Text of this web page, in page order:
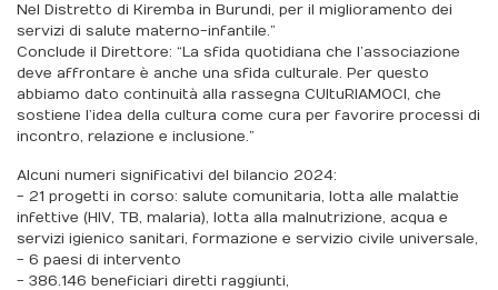
Nel Distretto di Kiremba in Burundi, per il miglioramento dei
servizi di salute materno-infantile.”
Conclude il Direttore: “La sfida quotidiana che l’associazione
deve affrontare è anche una sfida culturale. Per questo
abbiamo dato continuità alla rassegna CUltuRIAMOCI, che
sostiene l’idea della cultura come cura per favorire processi di
incontro, relazione e inclusione.”
Alcuni numeri significativi del bilancio 2024:
- 21 progetti in corso: salute comunitaria, lotta alle malattie
infettive (HIV, TB, malaria), lotta alla malnutrizione, acqua e
servizi igienico sanitari, formazione e servizio civile universale,
- 6 paesi di intervento
- 386.146 beneficiari diretti raggiunti,